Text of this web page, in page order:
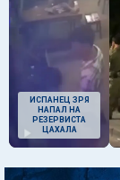
ИСПАНЕЦ ЗРЯ
НАПАЛ НА
РЕЗЕРВИСТА
ЦАХАЛА